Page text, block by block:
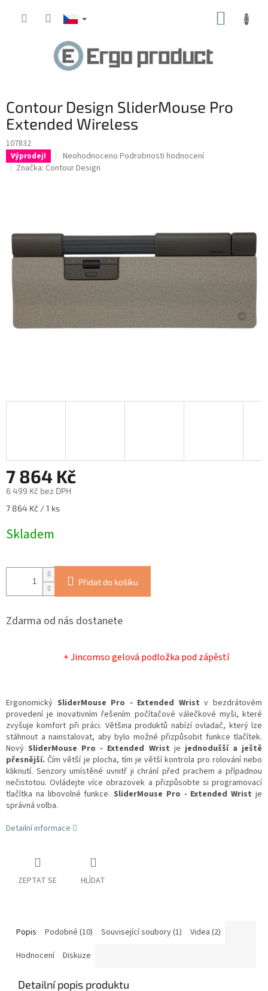
Contour Design SliderMouse Pro
Extended Wireless
107832
Výprodej!
Průměrné
hodnocení
hvězdiček.
Neohodnoceno Podrobnosti hodnocení
Značka: Contour Design
7 864 Kč
6 499 Kč bez DPH
Měrná
7 864 Kč / 1 ks
Skladem
Přidat do košíku
Zdarma od nás dostanete
+ Jincomso gelová podložka pod zápěstí
Ergonomický SliderMouse Pro - Extended Wrist v bezdrátovém
provedení je inovativním řešením počítačové válečkové myši, které
zvyšuje komfort při práci. Většina produktů nabízí ovladač, který lze
stáhnout a nainstalovat, aby bylo možné přizpůsobit funkce tlačítek.
NovýSliderMouse Pro - Extended Wrist je jednodušší a ještě
přesnější. Čím větší je plocha, tím je větší kontrola pro rolování nebo
kliknutí. Senzory umístěné uvnitř ji chrání před prachem a případnou
nečistotou. Ovládejte více obrazovek a přizpůsobte si programovací
tlačítka na libovolné funkce.SliderMouse Pro - Extended Wrist je
správná volba.
Detailní informace
ZEPTAT SE HLÍDAT
Popis Podobné (10) Související soubory (1)
Videa (2)
Hodnocení
Diskuze
Detailní popis produktu